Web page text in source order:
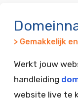
> Gemakkelijk
Werkt jouw
handleiding
website live te